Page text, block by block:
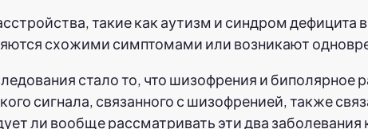
такие как аутизм и синдром
схожими симптомами или возникают
стало то, что шизофрения и биполярное
сигнала, связанного с шизофренией, также
ли вообще рассматривать эти два заболевания